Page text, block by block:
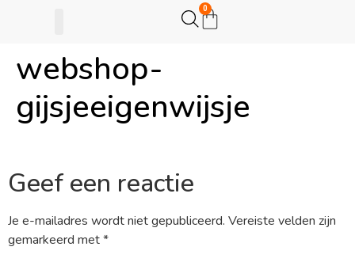
0
webshop-
gijsjeeigenwijsje
Geef een reactie
Je e-mailadres wordt niet gepubliceerd. Vereiste velden zijn
gemarkeerd met*